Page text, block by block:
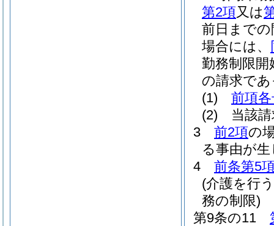
第2項又は
前日まで
場合には、
勤務制限
の請求で
(1)
前項
(2)
当該
3
前2項の
る事由が
4
前条第5
(介護を行
務の制限)
第9条の11